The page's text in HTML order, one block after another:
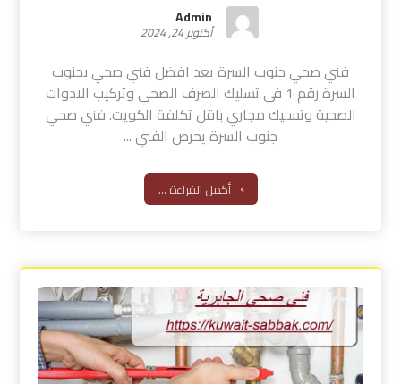
Admin
أكتوبر 24, 2024
فني صحي جنوب السرة يعد افضل فني صحي بجنوب
السرة رقم 1 في تسليك الصرف الصحي وتركيب الادوات
الصحية وتسليك مجاري باقل تكلفة الكويت. فني صحي
جنوب السرة يحرص الفني ...
أكمل القراءة ...